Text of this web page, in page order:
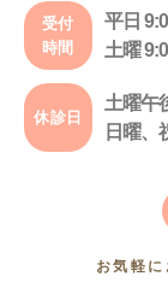
受付
時間
平日
土曜
休診日
土曜午
日曜、
お気軽